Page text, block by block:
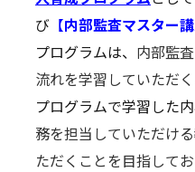
び 【内部監査マスター講
プログラムは、 内部監
流れを学習していただ
プログラムで学習した内
務を担当していただけ
ただくことを目指してお